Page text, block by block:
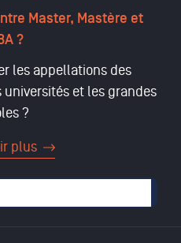
Master, Mastère et
?
les appellations des
et les grandes
?
plus